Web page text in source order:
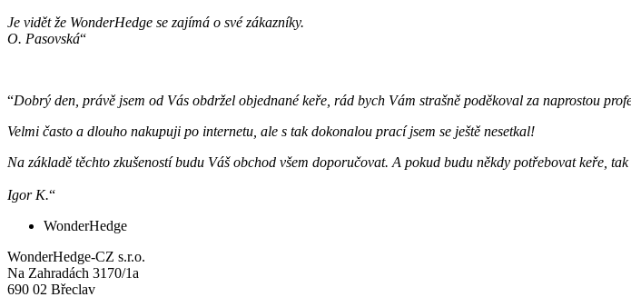
Je vidět že WonderHedge se zajímá o své zákazníky.
O. Pasovská“
“Dobrý den, právě jsem od Vás obdržel objednané keře, rád bych Vám strašně poděkoval za naprostou
Velmi často a dlouho nakupuji po internetu, ale s tak dokonalou prací jsem se ještě nesetkal!
Na základě těchto zkušeností budu Váš obchod všem doporučovat. A pokud budu někdy potřebovat keře,
Igor K.“
WonderHedge
WonderHedge-CZ s.r.o.
Na Zahradách 3170/1a
690 02 Břeclav